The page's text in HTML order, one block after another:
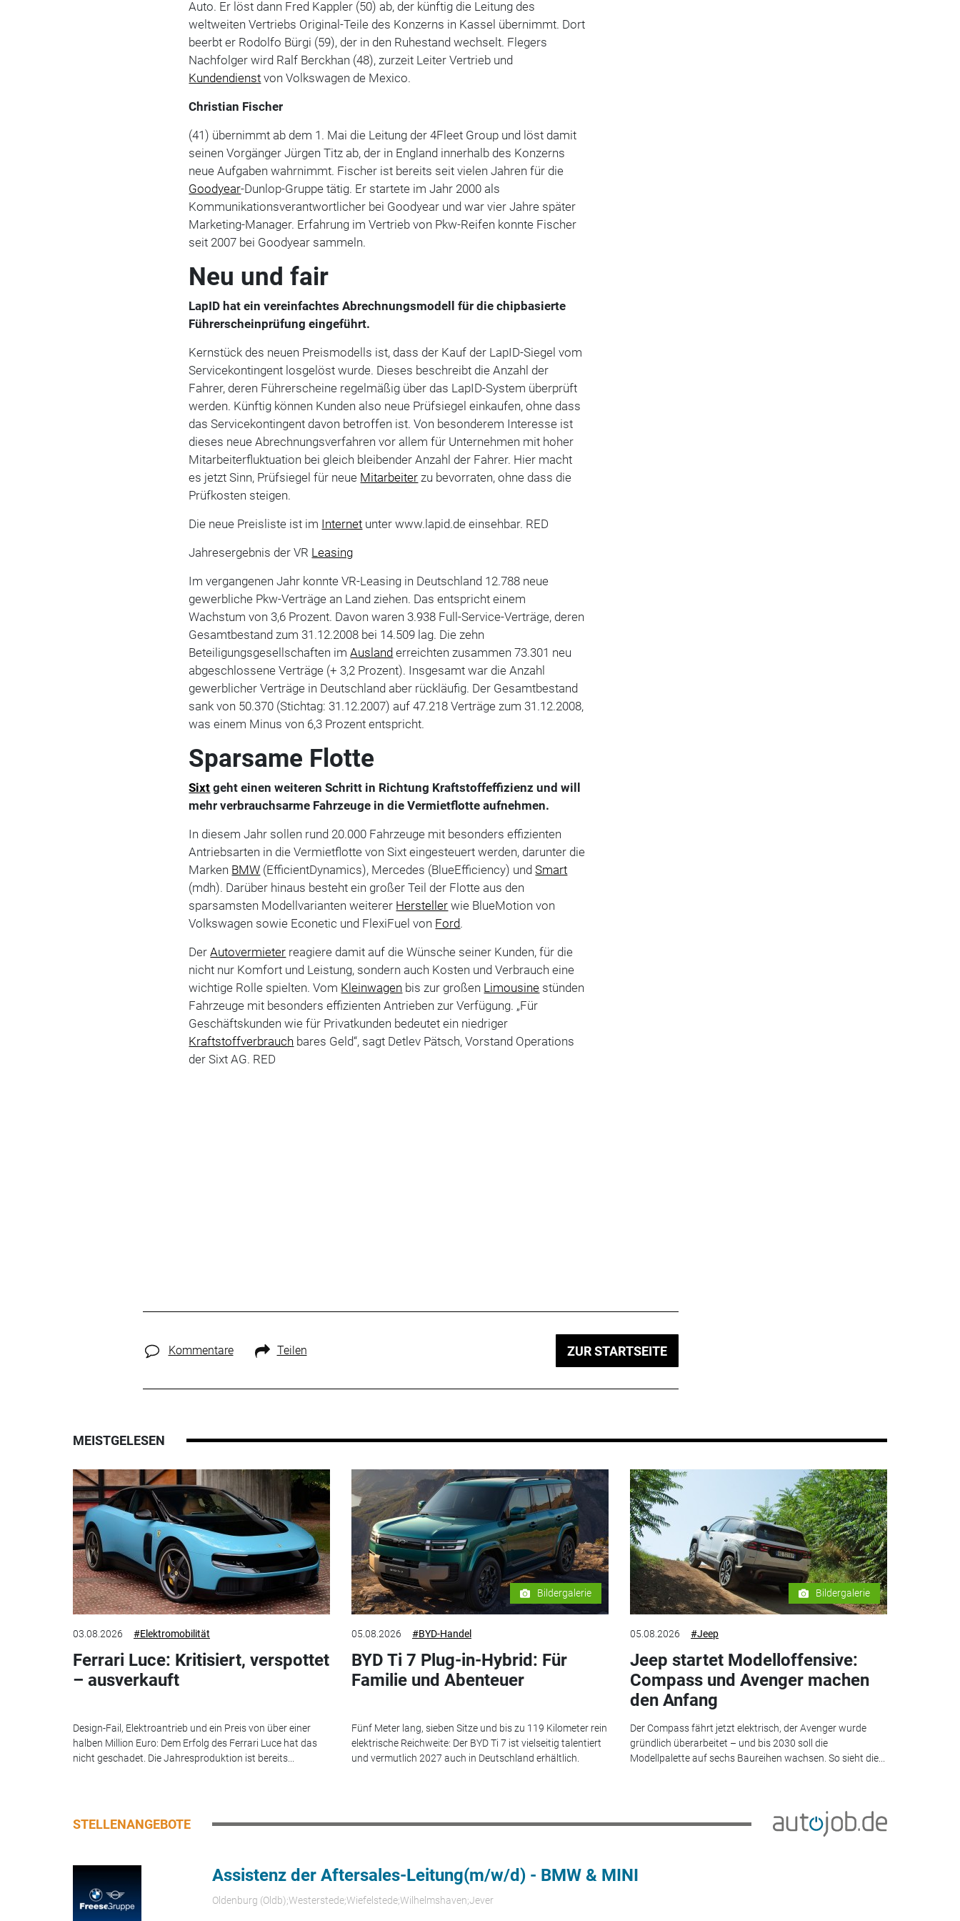
Auto. Er löst dann Fred Kappler (50) ab, der künftig die Leitung des
weltweiten Vertriebs Original-Teile des Konzerns in Kassel übernimmt. Dort
beerbt er Rodolfo Bürgi (59), der in den Ruhestand wechselt. Flegers
Nachfolger wird Ralf Berckhan (48), zurzeit Leiter Vertrieb und
Kundendienst von Volkswagen de Mexico.
Christian Fischer
(41) übernimmt ab dem 1. Mai die Leitung der 4Fleet Group und löst damit
seinen Vorgänger Jürgen Titz ab, der in England innerhalb des Konzerns
neue Aufgaben wahrnimmt. Fischer ist bereits seit vielen Jahren für die
Goodyear-Dunlop-Gruppe tätig. Er startete im Jahr 2000 als
Kommunikationsverantwortlicher bei Goodyear und war vier Jahre später
Marketing-Manager. Erfahrung im Vertrieb von Pkw-Reifen konnte Fischer
seit 2007 bei Goodyear sammeln.
Neu und fair
LapID hat ein vereinfachtes Abrechnungsmodell für die chipbasierte
Führerscheinprüfung eingeführt.
Kernstück des neuen Preismodells ist, dass der Kauf der LapID-Siegel vom
Servicekontingent losgelöst wurde. Dieses beschreibt die Anzahl der
Fahrer, deren Führerscheine regelmäßig über das LapID-System überprüft
werden. Künftig können Kunden also neue Prüfsiegel einkaufen, ohne dass
das Servicekontingent davon betroffen ist. Von besonderem Interesse ist
dieses neue Abrechnungsverfahren vor allem für Unternehmen mit hoher
Mitarbeiterfluktuation bei gleich bleibender Anzahl der Fahrer. Hier macht
es jetzt Sinn, Prüfsiegel für neue Mitarbeiter zu bevorraten, ohne dass die
Prüfkosten steigen.
Die neue Preisliste ist im Internet unter www.lapid.de einsehbar. RED
Jahresergebnis der VR Leasing
Im vergangenen Jahr konnte VR-Leasing in Deutschland 12.788 neue
gewerbliche Pkw-Verträge an Land ziehen. Das entspricht einem
Wachstum von 3,6 Prozent. Davon waren 3.938 Full-Service-Verträge, deren
Gesamtbestand zum 31.12.2008 bei 14.509 lag. Die zehn
Beteiligungsgesellschaften imAusland erreichten zusammen 73.301 neu
abgeschlossene Verträge (+ 3,2 Prozent). Insgesamt war die Anzahl
gewerblicher Verträge in Deutschland aber rückläufig. Der Gesamtbestand
sank von 50.370 (Stichtag: 31.12.2007) auf 47.218 Verträge zum 31.12.2008,
was einem Minus von 6,3 Prozent entspricht.
Sparsame Flotte
Sixt geht einen weiteren Schritt in Richtung Kraftstoffeffizienz und will
mehr verbrauchsarme Fahrzeuge in die Vermietflotte aufnehmen.
In diesem Jahr sollen rund 20.000 Fahrzeuge mit besonders effizienten
Antriebsarten in die Vermietflotte von Sixt eingesteuert werden, darunter die
Marken BMW (EfficientDynamics), Mercedes (BlueEfficiency) undSmart
(mdh). Darüber hinaus besteht ein großer Teil der Flotte aus den
sparsamsten Modellvarianten weiterer Hersteller wie BlueMotion von
Volkswagen sowie Econetic und FlexiFuel von Ford.
DerAutovermieter reagiere damit auf die Wünsche seiner Kunden, für die
nicht nur Komfort und Leistung, sondern auch Kosten und Verbrauch eine
wichtige Rolle spielten. Vom Kleinwagen bis zur großen Limousine stünden
Fahrzeuge mit besonders effizienten Antrieben zur Verfügung. „Für
Geschäftskunden wie für Privatkunden bedeutet ein niedriger
Kraftstoffverbrauch bares Geld“, sagt Detlev Pätsch, Vorstand Operations
der Sixt AG. RED
Kommentare Teilen ZUR STARTSEITE
MEISTGELESEN
03.08.2026 #Elektromobilität
Ferrari Luce: Kritisiert, verspottet
– ausverkauft
Design-Fail, Elektroantrieb und ein Preis von über einer
halben Million Euro: Dem Erfolg des Ferrari Luce hat das
nicht geschadet. Die Jahresproduktion ist bereits...
Bildergalerie
05.08.2026 #BYD-Handel
BYD Ti 7 Plug-in-Hybrid: Für
Familie und Abenteuer
Fünf Meter lang, sieben Sitze und bis zu 119 Kilometer rein
elektrische Reichweite: Der BYD Ti 7 ist vielseitig talentiert
und vermutlich 2027 auch in Deutschland erhältlich.
Bildergalerie
05.08.2026 #Jeep
Jeep startet Modelloffensive:
Compass und Avenger machen
den Anfang
Der Compass fährt jetzt elektrisch, der Avenger wurde
gründlich überarbeitet – und bis 2030 soll die
Modellpalette auf sechs Baureihen wachsen. So sieht die...
STELLENANGEBOTE
Assistenz der Aftersales-Leitung(m/w/d) - BMW & MINI
Oldenburg (Oldb);Westerstede;Wiefelstede;Wilhelmshaven;Jever